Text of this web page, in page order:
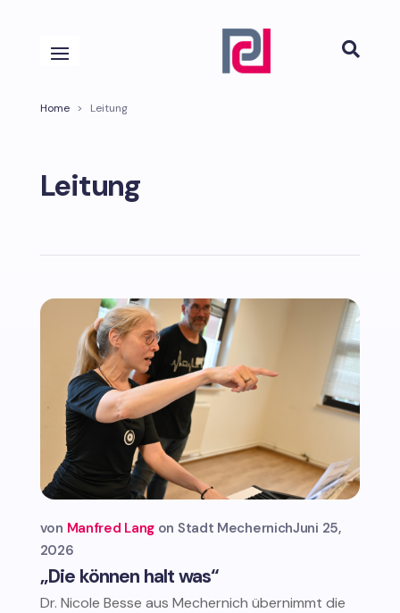

Home > Leitung
Leitung
„Die können halt was“
von Manfred Lang Stadt MechernichJuni 25,
2026
Dr. Nicole Besse aus Mechernich übernimmt die